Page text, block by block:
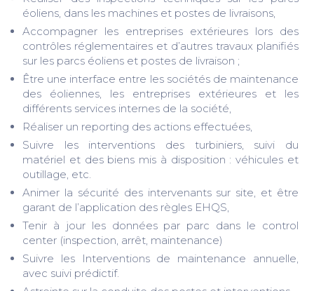
éoliens, dans les machines et postes de livraisons,
Accompagner les entreprises extérieures lors des
contrôles réglementaires et d’autres travaux planifiés
sur les parcs éoliens et postes de livraison ;
Être une interface entre les sociétés de maintenance
des éoliennes, les entreprises extérieures et les
différents services internes de la société,
Réaliser un reporting des actions effectuées,
Suivre les interventions des turbiniers, suivi du
matériel et des biens mis à disposition : véhicules et
outillage, etc.
Animer la sécurité des intervenants sur site, et être
garant de l’application des règles EHQS,
Tenir à jour les données par parc dans le control
center (inspection, arrêt, maintenance)
Suivre les Interventions de maintenance annuelle,
avec suivi prédictif.